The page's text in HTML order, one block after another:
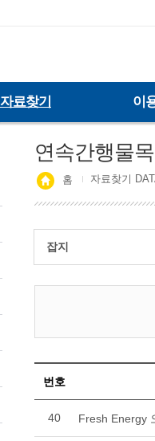
자료찾기 이
연속간행물
홈 자료찾기
잡지
번호
40 Fresh Energy